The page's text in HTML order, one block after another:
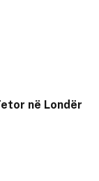
në Londër